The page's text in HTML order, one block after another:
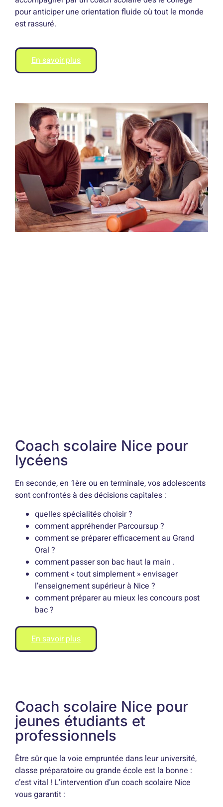
pour anticiper une orientation fluide où tout le monde
est rassuré.
En savoir plus
Coach scolaire Nice pour
lycéens
En seconde, en 1ère ou en terminale, vos adolescents
sont confrontés à des décisions capitales :
quelles spécialités choisir ?
comment appréhender Parcoursup ?
comment se préparer efficacement au Grand
Oral ?
comment passer son bac haut la main .
comment « tout simplement » envisager
l’enseignement supérieur à Nice ?
comment préparer au mieux les concours post
bac ?
En savoir plus
Coach scolaire Nice pour
jeunes étudiants et
professionnels
Être sûr que la voie empruntée dans leur université,
classe préparatoire ou grande école est la bonne :
c’est vital ! L’intervention d’un coach scolaire Nice
vous garantit :